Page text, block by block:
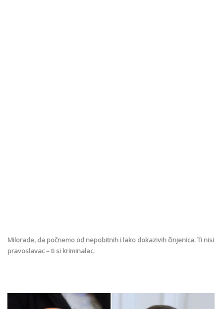
Milorade, da počnemo od nepobitnih i lako dokazivih činjenica. Ti nisi
pravoslavac – ti si kriminalac.